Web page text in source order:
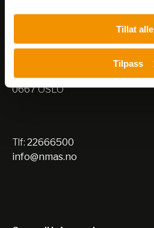
Tillat alle
Tilpass
Besøksadresse:
0667 OSLO
Nils Hansens vei 10
0667 OSLO
Tlf: 22666500
info@nmas.no